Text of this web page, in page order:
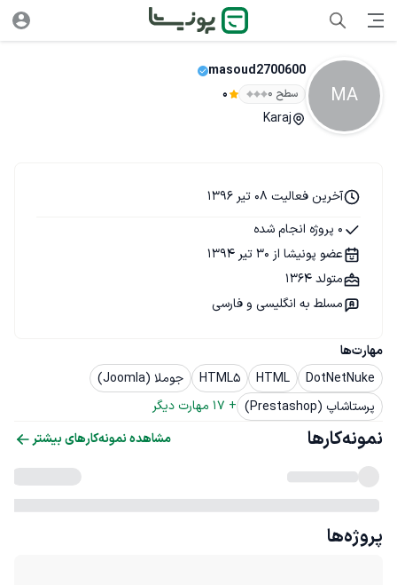
MA
masoud2700600
سطح ۰ 0
Karaj
مهارت‌ها
DotNetNuke
HTML
HTML5
جوملا (Joomla)
پرستاشاپ (Prestashop)
+
17 مهارت دیگر
آخرین فعالیت 08 تیر 1396
0 پروژه انجام شده
عضو پونیشا از 30 تیر 1394
متولد 1364
مسلط به انگلیسی و فارسی
نمونه‌کارها مشاهده نمونه‌کارهای بیشتر
پروژه‌ها